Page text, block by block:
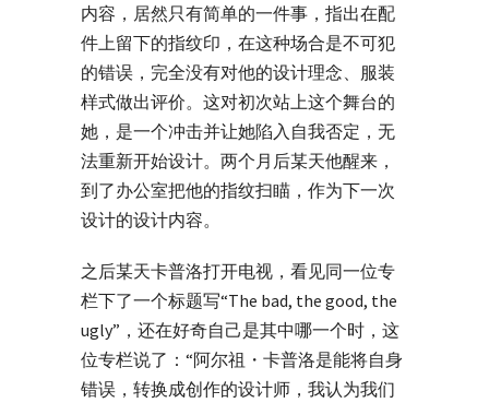
内容，居然只有简单的一件事，指出在配
件上留下的指纹印，在这种场合是不可犯
的错误，完全没有对他的设计理念、服装
样式做出评价。这对初次站上这个舞台的
她，是一个冲击并让她陷入自我否定，无
法重新开始设计。两个月后某天他醒来，
到了办公室把他的指纹扫瞄，作为下一次
设计的设计内容。
之后某天卡普洛打开电视，看见同一位专
栏下了一个标题写“The bad, the good, the
ugly”，还在好奇自己是其中哪一个时，这
位专栏说了：“阿尔祖・卡普洛是能将自身
错误，转换成创作的设计师，我认为我们